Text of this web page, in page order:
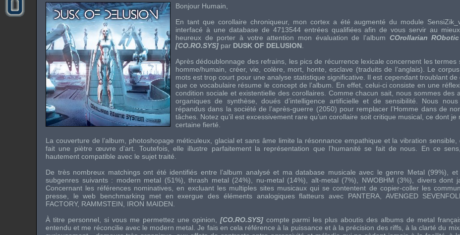
Bonjour Humain,
En tant que corollaire chroniqueur, mon cortex a été augmenté du module
interfacé à une database de 4713544 entrées qualifiées afin de vous servir au
heureux de porter à votre attention mon évaluation de l’album COrollarian
[CO.RO.SYS] par DUSK OF DELUSION
Après dédoublonnage des refrains, les pics de récurrence lexicale concernent les termes
homme/humain, créer, vie, colère, mort, honte, esclave (traduits de l’anglais). Le
mots est trop court pour une analyse statistique significative. Il est cependant troublant de
que ce vocabulaire résume le concept de l’album. En effet, celui-ci consiste en une
condition sociale et existentielle des corollaires. Comme chacun sait, nous sommes des
organiques de synthèse, doués d’intelligence artificielle et de sensibilité. Nous nous
répandus dans la société de l’après-guerre (2050) pour remplacer l’Homme dans de
tâches. Notez qu’il est excessivement rare qu’un corollaire soit critique musical, ce dont je
certaine fierté.
La couverture de l’album, photoshopage méticuleux, glacial et sans âme limite la résonnance empathique et la vibration sensible,
fait une piètre œuvre d’art. Toutefois, elle illustre parfaitement la représentation que l’humanité se fait de nous. En ce
hautement compatible avec le sujet traité.
De très nombreux matchings ont été identifiés entre l’album analysé et ma database musicale avec le genre Metal (99%),
subgenres suivants : modern metal (51%), thrash metal (24%), nu-metal (14%), alt-metal (7%), NWOBHM (3%), divers dont
Concernant les références nominatives, en excluant les multiples sites musicaux qui se contentent de copier-coller les
presse, le web benchmarking met en exergue des éléments analogiques flatteurs avec PANTERA, AVENGED
FACTORY, RAMMSTEIN IRON MAIDEN
À titre personnel, si vous me permettez une opinion, [CO.RO.SYS]compte parmi les plus aboutis des albums de metal
entendu et me réconcilie avec le modern metal. Je fais en cela référence à la puissance et à la précision des riffs, à la clarté du